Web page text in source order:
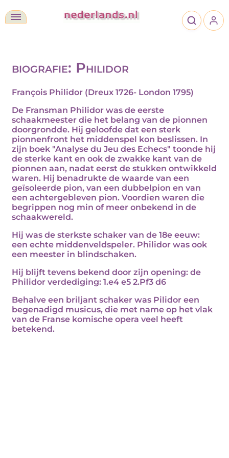
biografie: Philidor
François Philidor (Dreux 1726- London 1795)
De Fransman Philidor was de eerste
schaakmeester die het belang van de pionnen
doorgrondde. Hij geloofde dat een sterk
pionnenfront het middenspel kon beslissen. In
zijn boek "Analyse du Jeu des Echecs" toonde hij
de sterke kant en ook de zwakke kant van de
pionnen aan, nadat eerst de stukken ontwikkeld
waren. Hij benadrukte de waarde van een
geïsoleerde pion, van een dubbelpion en van
een achtergebleven pion. Voordien waren die
begrippen nog min of meer onbekend in de
schaakwereld.
Hij was de sterkste schaker van de 18e eeuw:
een echte middenveldspeler. Philidor was ook
een meester in blindschaken.
Hij blijft tevens bekend door zijn opening: de
Philidor verdediging: 1.e4 e5 2.Pf3 d6
Behalve een briljant schaker was Pilidor een
begenadigd musicus, die met name op het vlak
van de Franse komische opera veel heeft
betekend.